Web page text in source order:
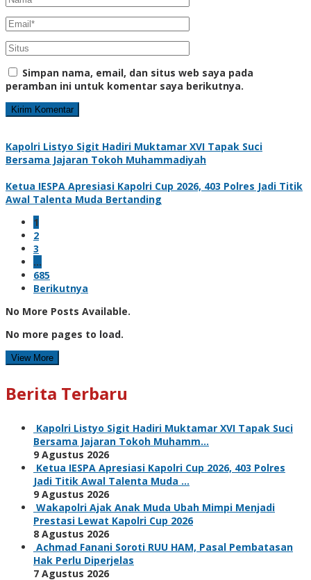
Simpan nama, email, dan situs web saya pada
peramban ini untuk komentar saya berikutnya.
Kapolri Listyo Sigit Hadiri Muktamar XVI Tapak Suci
Bersama Jajaran Tokoh Muhammadiyah
Ketua IESPA Apresiasi Kapolri Cup 2026, 403 Polres Jadi Titik
Awal Talenta Muda Bertanding
1
2
3
…
685
Berikutnya
No More Posts Available.
No more pages to load.
View More
Berita Terbaru
Kapolri Listyo Sigit Hadiri Muktamar XVI Tapak Suci
Bersama Jajaran Tokoh Muhamm…
9 Agustus 2026
Ketua IESPA Apresiasi Kapolri Cup 2026, 403 Polres
Jadi Titik Awal Talenta Muda …
9 Agustus 2026
Wakapolri Ajak Anak Muda Ubah Mimpi Menjadi
Prestasi Lewat Kapolri Cup 2026
8 Agustus 2026
Achmad Fanani Soroti RUU HAM, Pasal Pembatasan
Hak Perlu Diperjelas
7 Agustus 2026